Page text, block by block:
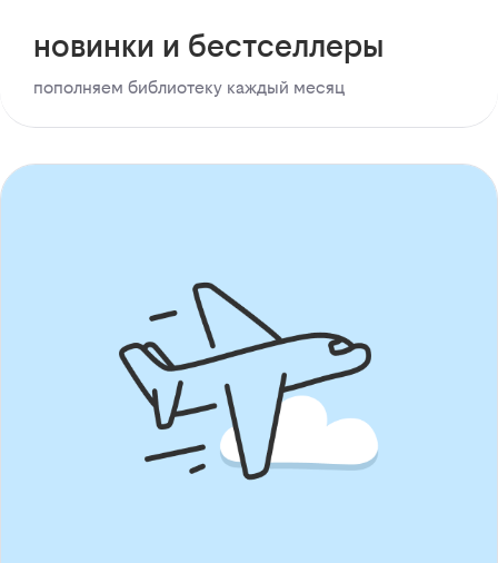
новинки и бестселлеры
пополняем библиотеку каждый месяц